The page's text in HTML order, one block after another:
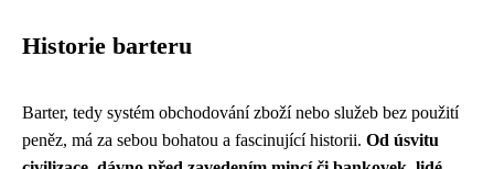
Historie barteru
Barter, tedy systém obchodování zboží nebo služeb bez použití
peněz, má za sebou bohatou a fascinující historii. Od úsvitu